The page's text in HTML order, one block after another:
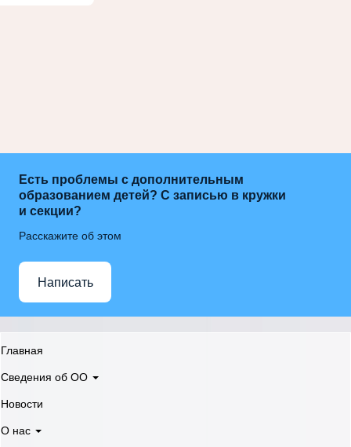
Есть проблемы с дополнительным
образованием детей? С записью в кружки
и секции?
Расскажите об этом
Написать
Главная
Сведения об ОО
Новости
О нас